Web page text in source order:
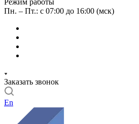
Режим работы
Пн. – Пт.: с 07:00 до 16:00 (мск)
Заказать звонок
En